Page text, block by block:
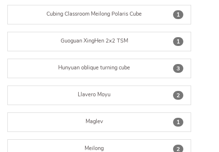
1
Cubing Classroom Meilong Polaris Cube
1
Guoguan XingHen 2x2 TSM
3
Hunyuan oblique turning cube
2
Llavero Moyu
1
Maglev
2
Meilong